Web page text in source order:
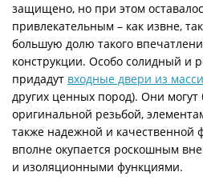
защищено, но при этом
привлекательным – как извне,
большую долю такого
конструкции. Особо солидный и
придадут входные двери из
других ценных пород). Они
оригинальной резьбой,
также надежной и качественной
вполне окупается роскошным
и изоляционными функциями.